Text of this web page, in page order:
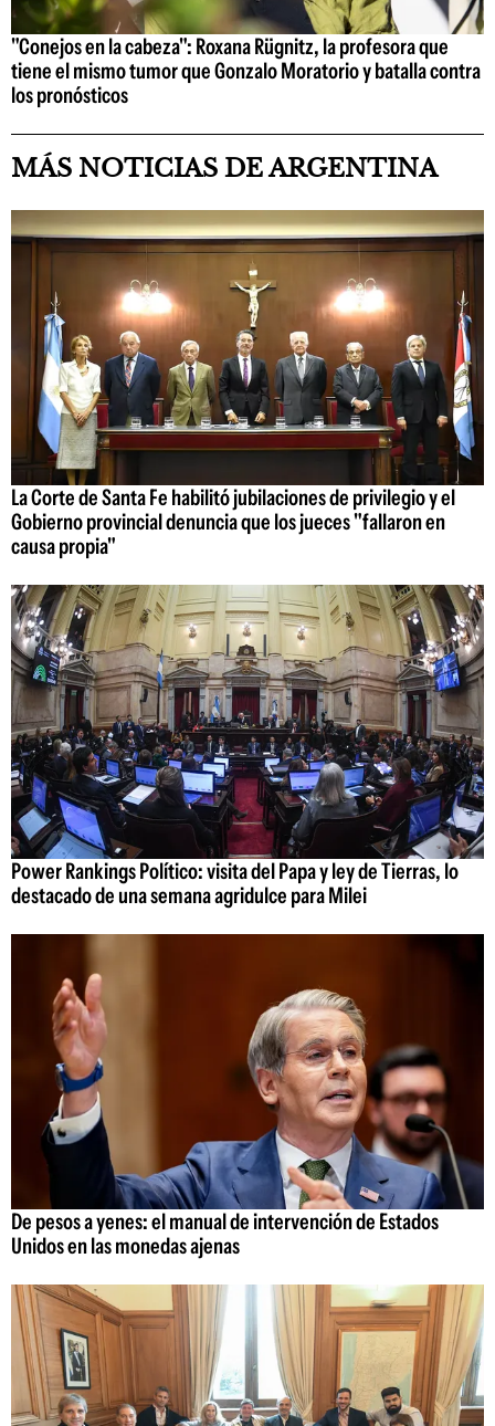
"Conejos en la cabeza": Roxana Rügnitz, la profesora que
tiene el mismo tumor que Gonzalo Moratorio y batalla contra
los pronósticos
MÁS NOTICIAS DE ARGENTINA
La Corte de Santa Fe habilitó jubilaciones de privilegio y el
Gobierno provincial denuncia que los jueces "fallaron en
causa propia"
Power Rankings Político: visita del Papa y ley de Tierras, lo
destacado de una semana agridulce para Milei
De pesos a yenes: el manual de intervención de Estados
Unidos en las monedas ajenas